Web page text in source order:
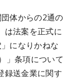
体からの2通の
は法案を正式に
になりかねな
」条項について
録送金業に関す